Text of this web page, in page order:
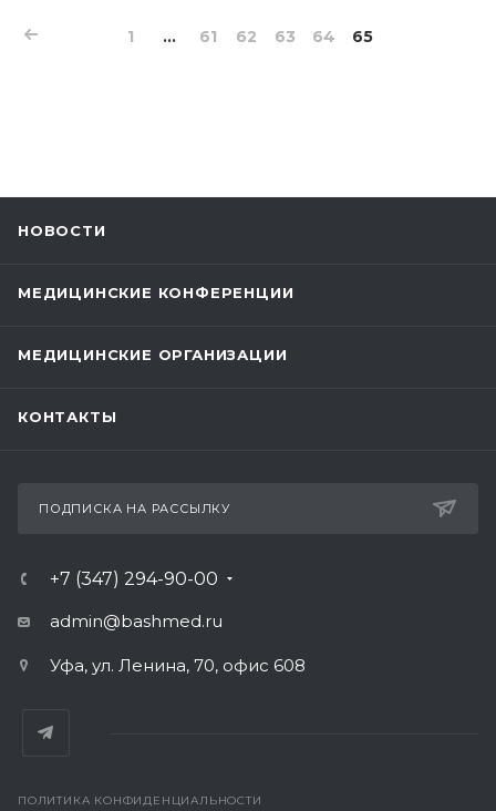
1 ... 61 62 63 64 65
НОВОСТИ
МЕДИЦИНСКИЕ КОНФЕРЕНЦИИ
МЕДИЦИНСКИЕ ОРГАНИЗАЦИИ
КОНТАКТЫ
ПОДПИСКА НА РАССЫЛКУ
+7 (347) 294-90-00
admin@bashmed.ru
Уфа, ул. Ленина, 70, офис 608
ПОЛИТИКА КОНФИДЕНЦИАЛЬНОСТИ